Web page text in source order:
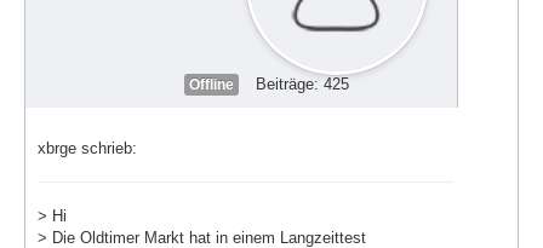
Offline Beiträge: 425
xbrge schrieb:
> Hi
> Die Oldtimer Markt hat in einem Langzeittest